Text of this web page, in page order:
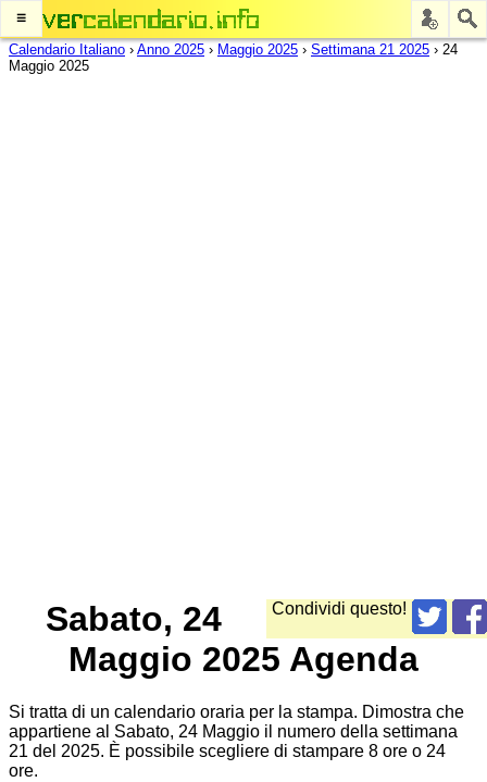
≡
Calendario Italiano › Anno 2025 › Maggio 2025 › Settimana 21 2025 › 24
Maggio 2025
Condividi questo!
Sabato, 24
Maggio 2025 Agenda
Si tratta di un calendario oraria per la stampa. Dimostra che
appartiene al Sabato, 24 Maggio il numero della settimana
21 del 2025. È possibile scegliere di stampare 8 ore o 24
ore.